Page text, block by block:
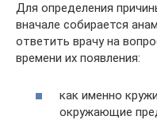
Для определения
вначале собирается
ответить врачу на
времени их появления:
как именно
окружающие